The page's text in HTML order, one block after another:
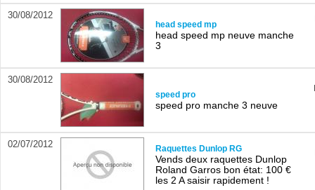
30/08/2012
head speed mp
head speed mp neuve manche
3
30/08/2012
speed pro
speed pro manche 3 neuve
02/07/2012 Raquettes Dunlop RG
Vends deux raquettes Dunlop
Roland Garros bon état: 100 €
les 2 A saisir rapidement !